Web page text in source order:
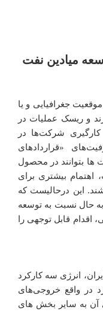
میادین نفت
جغرافیایی و یا
و ریسک عملیات در
کارگیری شرکت‌ها در
«قراردادهای
بتوانند در محصول
اهتمام بیشتری برای
این درحالیست که
به حال نسبت به توسعه
اقدام قابل توجهی را
انرژی سه کارکرد
در واقع خروجی‌های
به سایر بخش های